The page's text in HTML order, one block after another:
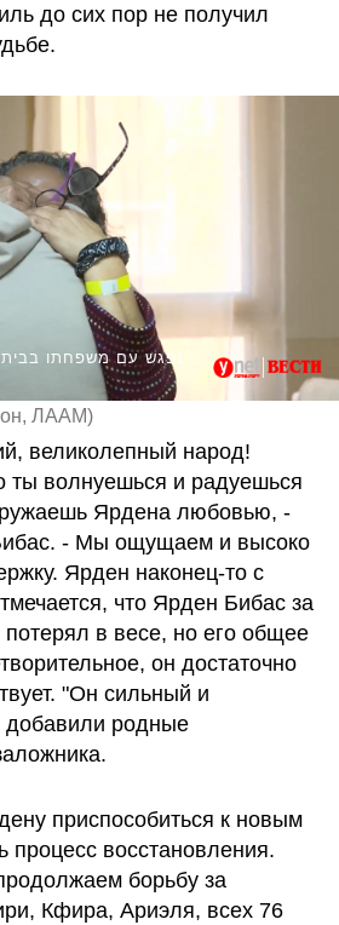
до сих пор не получил
ЛААМ)
великолепный народ!
ты волнуешься и радуешься
Ярдена любовью, -
- Мы ощущаем и высоко
Ярден наконец-то с
что Ярден Бибас за
в весе, но его общее
он достаточно
"Он сильный и
добавили родные
приспособиться к новым
процесс восстановления.
борьбу за
Кфира, Ариэля, всех 76